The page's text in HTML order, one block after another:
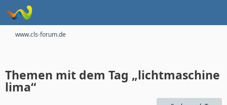
www.cls-forum.de
Themen mit dem Tag „lichtmaschine
lima“